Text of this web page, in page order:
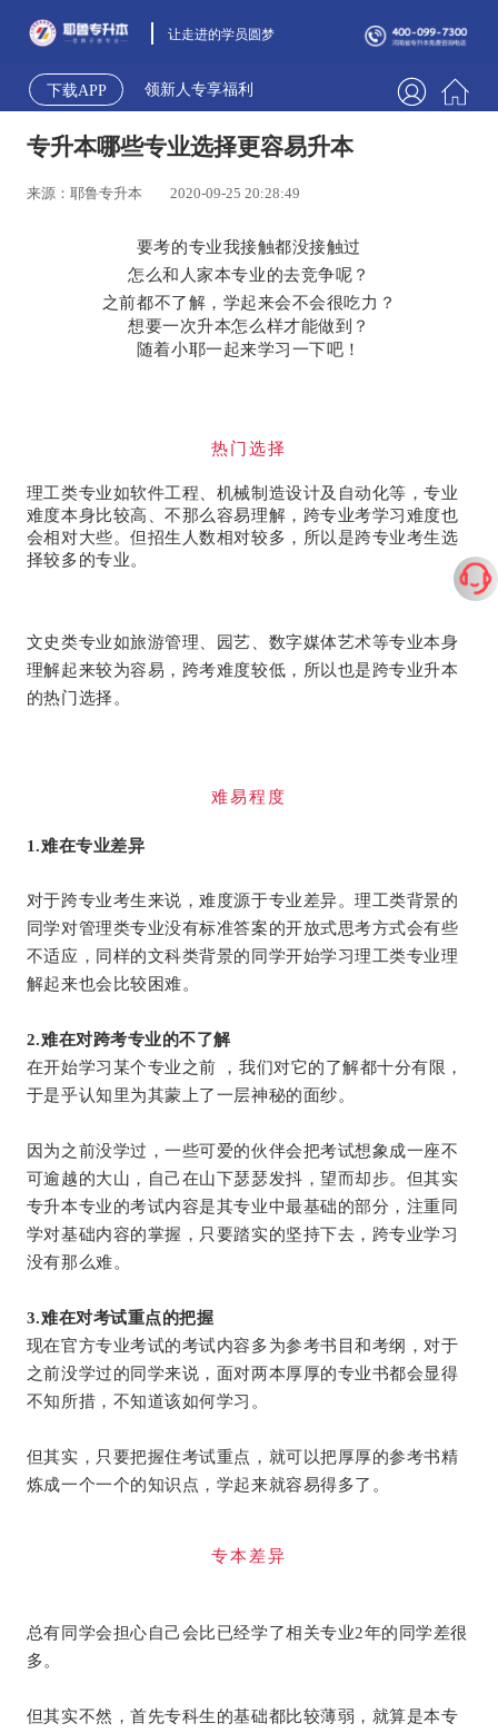
让走进的学员圆梦
下载APP 领新人专享福利
专升本哪些专业选择更容易升本
来源：耶鲁专升本 2020-09-25 20:28:49
要考的专业我接触都没接触过
怎么和人家本专业的去竞争呢？
之前都不了解，学起来会不会很吃力？
想要一次升本怎么样才能做到？
随着小耶一起来学习一下吧！
热门选择
理工类专业如软件工程、机械制造设计及自动化等，专业
难度本身比较高、不那么容易理解，跨专业考学习难度也
会相对大些。但招生人数相对较多，所以是跨专业考生选
择较多的专业。
文史类专业如旅游管理、园艺、数字媒体艺术等专业本身
理解起来较为容易，跨考难度较低，所以也是跨专业升本
的热门选择。
难易程度
1.难在专业差异
对于跨专业考生来说，难度源于专业差异。理工类背景的
同学对管理类专业没有标准答案的开放式思考方式会有些
不适应，同样的文科类背景的同学开始学习理工类专业理
解起来也会比较困难。
2.难在对跨考专业的不了解
在开始学习某个专业之前 ，我们对它的了解都十分有限，
于是乎认知里为其蒙上了一层神秘的面纱。
因为之前没学过，一些可爱的伙伴会把考试想象成一座不
可逾越的大山，自己在山下瑟瑟发抖，望而却步。但其实
专升本专业的考试内容是其专业中最基础的部分，注重同
学对基础内容的掌握，只要踏实的坚持下去，跨专业学习
没有那么难。
3.难在对考试重点的把握
现在官方专业考试的考试内容多为参考书目和考纲，对于
之前没学过的同学来说，面对两本厚厚的专业书都会显得
不知所措，不知道该如何学习。
但其实，只要把握住考试重点，就可以把厚厚的参考书精
炼成一个一个的知识点，学起来就容易得多了。
专本差异
总有同学会担心自己会比已经学了相关专业2年的同学差很
多。
但其实不然，首先专科生的基础都比较薄弱，就算是本专